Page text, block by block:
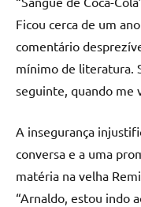
Ficou cerca de um
comentário
mínimo de literatura.
seguinte, quando me
A insegurança
conversa e a uma
matéria na velha
“Arnaldo, estou indo